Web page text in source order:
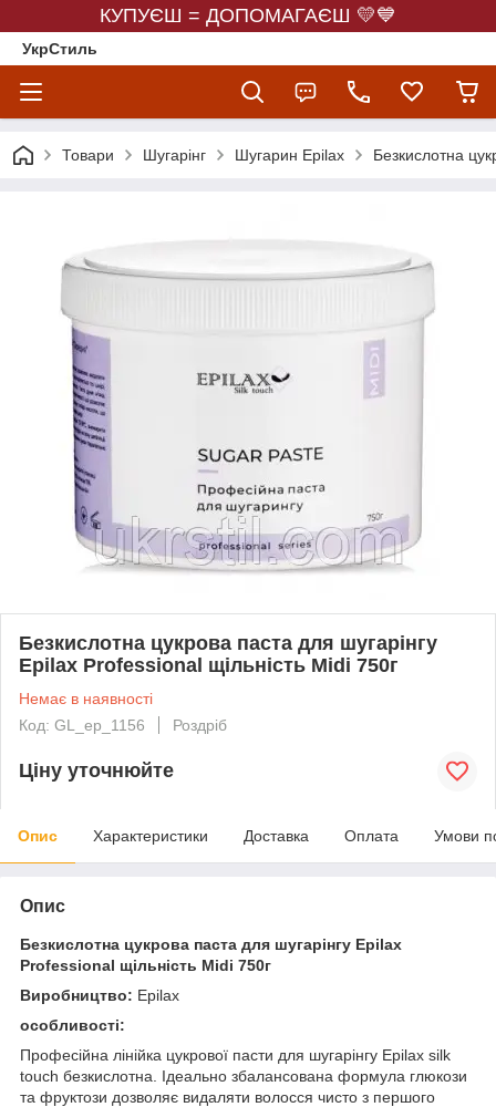
КУПУЄШ = ДОПОМАГАЄШ 💛💙
УкрСтиль
Товари Шугарінг Шугарин Epilax Безкислотна
Безкислотна цукрова паста для шугарінгу
Epilax Professional щільність Midi 750г
Немає в наявності
Код: GL_ep_1156
Роздріб
Ціну уточнюйте
Опис Характеристики Доставка Оплата Умови
Опис
Безкислотна цукрова паста для шугарінгу Epilax
Professional щільність Midi 750г
Виробництво: Epilax
особливості:
Професійна лінійка цукрової пасти для шугарінгу Epilax silk
touch безкислотна. Ідеально збалансована формула глюкози
та фруктози дозволяє видаляти волосся чисто з першого